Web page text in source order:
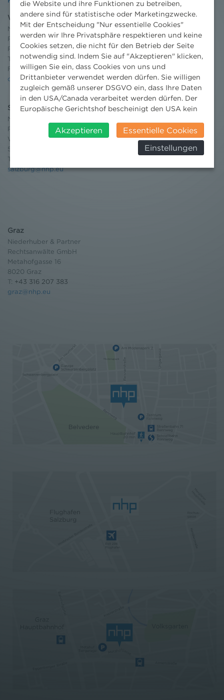
Wien
Niederhuber & Partner
Rechtsanwälte GmbH
Reisnerstraße 53, 1030 Wien
T:
+43 1 513 21 24-0
F: +43 1 513 21 24-300
office@nhp.eu
Salzburg
Niederhuber & Partner
Rechtsanwälte GmbH
Wilhelm-Spazier-Straße 2a
5020 Salzburg
T:
salzburg@nhp.eu
Graz
Niederhuber & Partner
Rechtsanwälte GmbH
Metahofgasse 16
8020 Graz
T: +43 316 207 383
graz@nhp.eu
die Website und ihre Funktionen zu betreiben,
andere sind für statistische oder Marketingzwecke.
Mit der Entscheidung "Nur essentielle Cookies"
werden wir Ihre Privatsphäre respektieren und keine
Cookies setzen, die nicht für den Betrieb der Seite
notwendig sind. Indem Sie auf "Akzeptieren" klicken,
willigen Sie ein, dass Cookies von uns und
Drittanbieter verwendet werden dürfen. Sie willigen
zugleich gemäß unserer DSGVO ein, dass Ihre Daten
in den USA/Canada verarbeitet werden dürfen. Der
Europäische Gerichtshof bescheinigt den USA kein
insbesondere das Risiko, dass ihre Daten durch US-
Behörden, zu Kontroll- und zu
Überwachungszwecken, verarbeitet werden und
werden können. Zudem finden Sie am
Akzeptieren
Essentielle Cookies
Einstellungen